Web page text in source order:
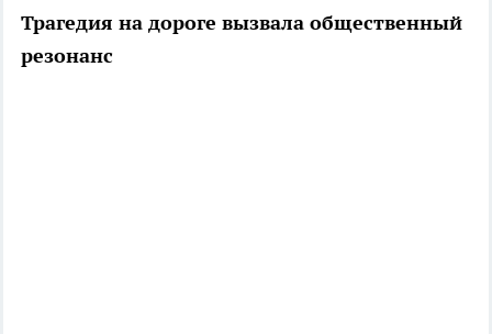
Трагедия на дороге вызвала общественный
резонанс